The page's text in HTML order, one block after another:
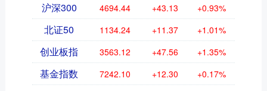
沪深300 4694.44 +43.13 +0.93%
北证50 1134.24 +11.37 +1.01%
创业板指 3563.12 +47.56 +1.35%
基金指数 7242.10 +12.30 +0.17%